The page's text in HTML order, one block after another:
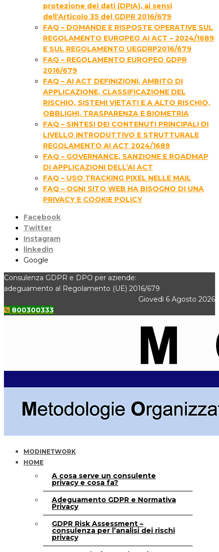
protezione dei dati (DPIA), ai sensi
dell’Articolo 35 del GDPR 2016/679
FAQ – DOMANDE E RISPOSTE OPERATIVE SUL
REGOLAMENTO EUROPEO AI ACT – 2024/1689
E SUL REGOLAMENTO UEGDRP2016/679
FAQ – REGOLAMENTO EUROPEO GDPR
2016/679
FAQ – AI ACT DEFINIZIONI, AMBITO DI
APPLICAZIONE, CLASSIFICAZIONE DEL
RISCHIO, SISTEMI VIETATI E A ALTO RISCHIO,
OBBLIGHI, TRASPARENZA E BIOMETRIA
FAQ – SINTESI DEI CONTENUTI PRINCIPALI DI
LIVELLO INTRODUTTIVO E STRUTTURALE
REGOLAMENTO AI ACT 2024/1689
FAQ – GOVERNANCE, SANZIONE E ROADMAP
DI APPLICAZIONI DELL’AI ACT
FAQ – USO TRACKING PIXEL NELLE MAIL
FAQ – OGNI SITO WEB HA BISOGNO DI UNA
PRIVACY E COOKIE POLICY
Facebook
Twitter
Instagram
linkedin
Google
Consulenza GDPR e DPO per aziende:
adeguamento al Regolamento (UE) 2016/679
Giovedì 6 Agosto 2026
800300333
MODINETWORK
HOME
A cosa serve un consulente
privacy e cosa fa?
Adeguamento GDPR e Normativa
Privacy
GDPR Risk Assessment –
consulenza per l’analisi dei rischi
privacy